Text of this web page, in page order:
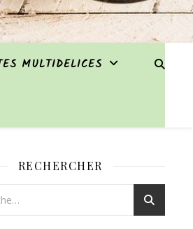
MULTIDELICES
RECHERCHER